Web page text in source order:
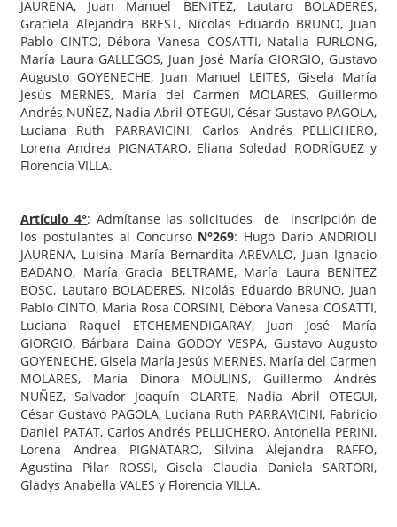
JAURENA, Juan Manuel BENITEZ, Lautaro BOLADERES,
Graciela Alejandra BREST, Nicolás Eduardo BRUNO, Juan
Pablo CINTO, Débora Vanesa COSATTI, Natalia FURLONG,
María Laura GALLEGOS, Juan José María GIORGIO, Gustavo
Augusto GOYENECHE, Juan Manuel LEITES, Gisela María
Jesús MERNES, María del Carmen MOLARES, Guillermo
Andrés NUÑEZ, Nadia Abril OTEGUI, César Gustavo PAGOLA,
Luciana Ruth PARRAVICINI, Carlos Andrés PELLICHERO,
Lorena Andrea PIGNATARO, Eliana Soledad RODRÍGUEZ y
Florencia VILLA.
Artículo 4°: Admítanse las solicitudes de inscripción de
los postulantes al Concurso N°269: Hugo Darío ANDRIOLI
JAURENA, Luisina María Bernardita AREVALO, Juan Ignacio
BADANO, María Gracia BELTRAME, María Laura BENITEZ
BOSC, Lautaro BOLADERES, Nicolás Eduardo BRUNO, Juan
Pablo CINTO, María Rosa CORSINI, Débora Vanesa COSATTI,
Luciana Raquel ETCHEMENDIGARAY, Juan José María
GIORGIO, Bárbara Daina GODOY VESPA, Gustavo Augusto
GOYENECHE, Gisela María Jesús MERNES, María del Carmen
MOLARES, María Dinora MOULINS, Guillermo Andrés
NUÑEZ, Salvador Joaquín OLARTE, Nadia Abril OTEGUI,
César Gustavo PAGOLA, Luciana Ruth PARRAVICINI, Fabricio
Daniel PATAT, Carlos Andrés PELLICHERO, Antonella PERINI,
Lorena Andrea PIGNATARO, Silvina Alejandra RAFFO,
Agustina Pilar ROSSI, Gisela Claudia Daniela SARTORI,
Gladys Anabella VALES y Florencia VILLA.